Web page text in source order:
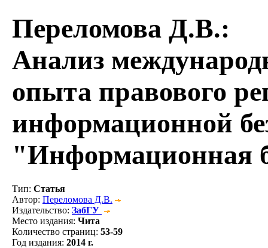
Переломова Д.В.:
Анализ
опыта правового
информационной
"Информационная
Тип: Статья
Автор: Переломова Д.В.
Издательство: ЗабГУ
Место издания: Чита
Количество страниц: 53-59
Год издания: 2014 г.